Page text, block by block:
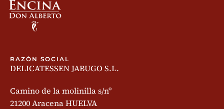
RAZÓN SOCIAL
DELICATESSEN JABUGO S.L.
Camino de la molinilla s/nº
21200 Aracena HUELVA